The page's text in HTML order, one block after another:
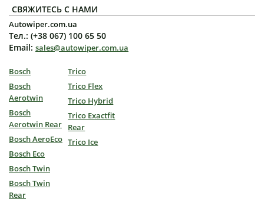
СВЯЖИТЕСЬ С НАМИ
Autowiper.com.ua
Тел.: (+38 067) 100 65 50
Email: sales@autowiper.com.ua
Bosch
Bosch
Aerotwin
Bosch
Aerotwin Rear
Bosch AeroEco
Bosch Eco
Bosch Twin
Bosch Twin
Rear
Trico
Trico Flex
Trico Hybrid
Trico Exactfit
Rear
Trico Ice